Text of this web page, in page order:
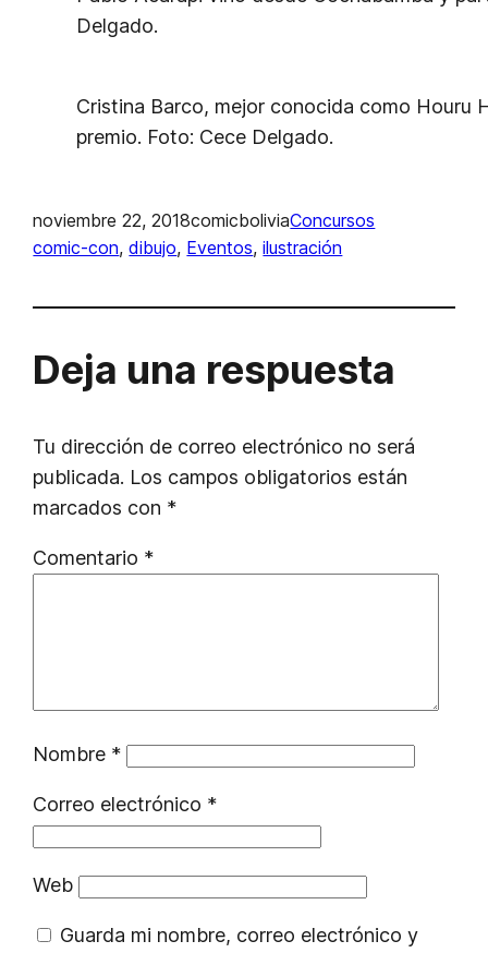
Delgado.
Cristina Barco, mejor conocida como Houru
premio. Foto: Cece Delgado.
noviembre 22, 2018comicboliviaConcursos
comic-con, dibujo, Eventos, ilustración
Deja una respuesta
Tu dirección de correo electrónico no será
publicada. Los campos obligatorios están
marcados con *
Comentario *
Nombre *
Correo electrónico *
Web
Guarda mi nombre, correo electrónico y